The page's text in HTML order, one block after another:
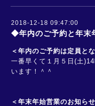
2018-12-18 09:47:00
◆年内のご予約と年末
＜年内のご予約は定員と
一番早くて１月５日(土
います！＾＾
＜年末年始営業のお知らせ